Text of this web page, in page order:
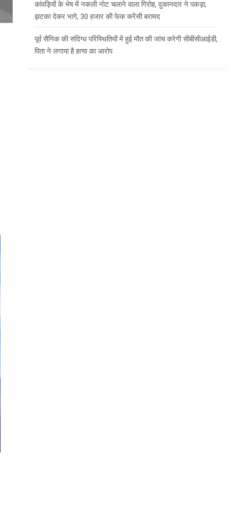
कांवड़ियों के भेष में नकली नोट चलाने वाला गिरोह, दुकानदार ने पकड़ा,
झटका देकर भागे, 30 हजार की फेक करेंसी बरामद
पूर्व सैनिक की संदिग्ध परिस्थितियों में हुई मौत की जांच करेगी सीबीसीआईडी,
पिता ने लगाया है हत्या का आरोप